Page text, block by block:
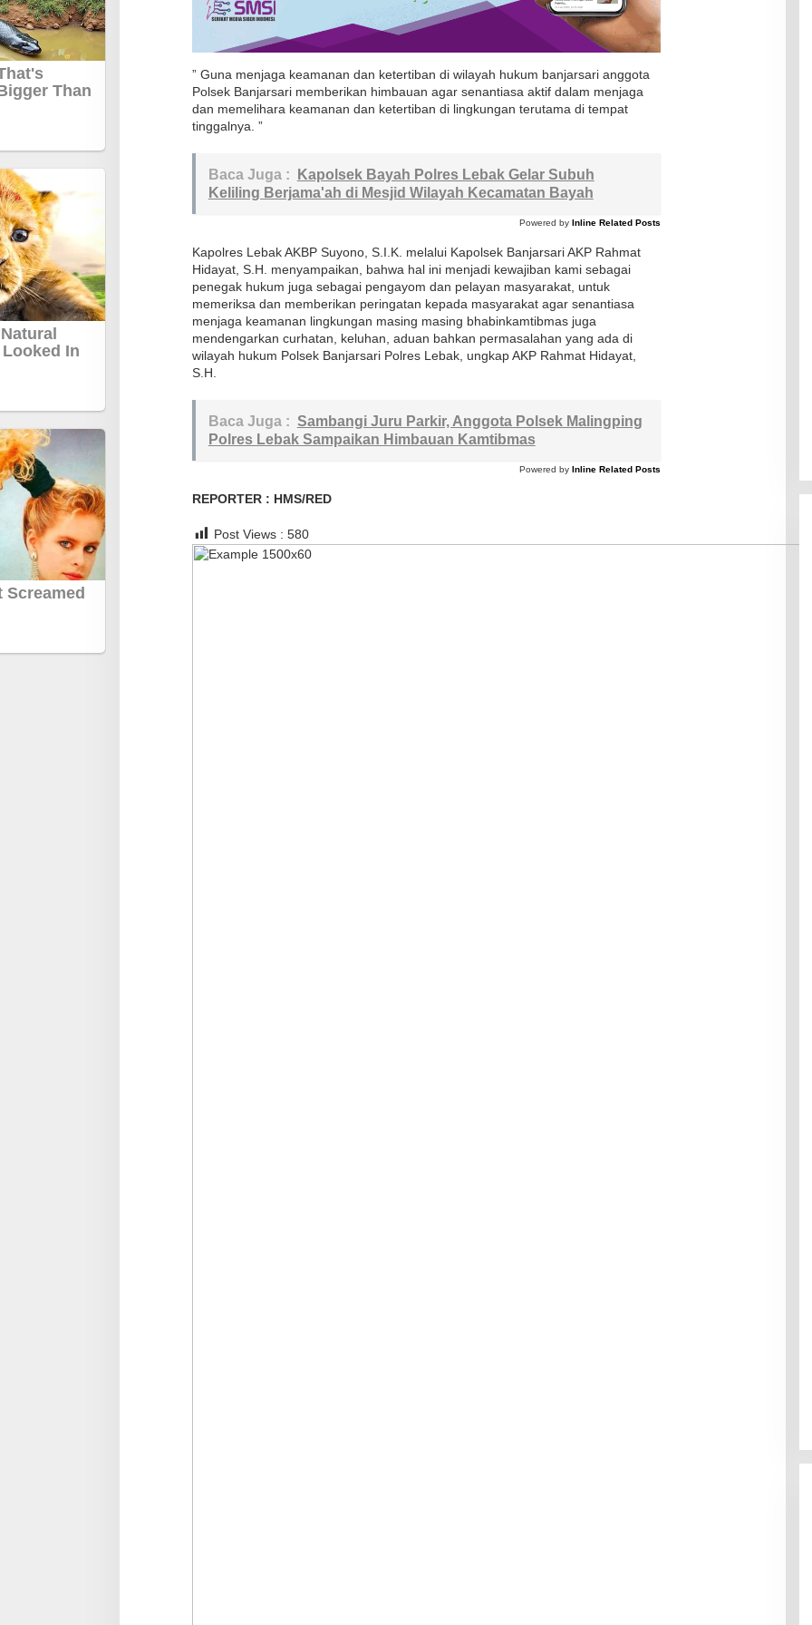
n
m
b
g
d
e
s
a
C
i
u
s
” Guna menjaga keamanan dan ketertiban di wilayah hukum banjarsari anggota
Polsek Banjarsari memberikan himbauan agar senantiasa aktif dalam menjaga
dan memelihara keamanan dan ketertiban di lingkungan terutama di tempat
tinggalnya. ”
Baca Juga :
Kapolsek Bayah Polres Lebak Gelar Subuh
Keliling Berjama'ah di Mesjid Wilayah Kecamatan Bayah
Powered by Inline Related Posts
Kapolres Lebak AKBP Suyono, S.I.K. melalui Kapolsek Banjarsari AKP Rahmat
Hidayat, S.H. menyampaikan, bahwa hal ini menjadi kewajiban kami sebagai
penegak hukum juga sebagai pengayom dan pelayan masyarakat, untuk
memeriksa dan memberikan peringatan kepada masyarakat agar senantiasa
menjaga keamanan lingkungan masing masing bhabinkamtibmas juga
mendengarkan curhatan, keluhan, aduan bahkan permasalahan yang ada di
wilayah hukum Polsek Banjarsari Polres Lebak, ungkap AKP Rahmat Hidayat,
S.H.
Baca Juga : Sambangi Juru Parkir, Anggota Polsek Malingping
Polres Lebak Sampaikan Himbauan Kamtibmas
Powered by Inline Related Posts
REPORTER : HMS/RED
Post Views : 580